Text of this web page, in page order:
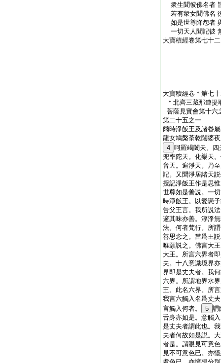
衆生聞彼佛名者
若有衆女聞佛名
如是世尊降怨者
一切天人聞記彼
大寶積經卷第七十二
大寶積經卷＊第七
＊北齊三藏那連提
菩薩見實會第十六
第二十五之一
爾時淨飯王及諸眷
龍女鳩槃荼乾闥婆
4 呵羅竭闍天。
兜率陀天。化樂天
音天。遍淨天。乃
記。又聞淨居諸天
授記淨飯王作是思
世尊如是善説。一
時淨飯王。以愛戀
告父王言。我所説
邃其味亦善。淳淨
法。何者梵行。所
善思念之。當爲王
唯願説之。佛言大
大王。所言六界者
夫。十八意識境界
界即是丈夫者。我
六界。所謂地界水
王。此名六界。所
我言六觸入名爲丈
言觸入何者。
5 謂
舌身亦如是。意觸
是丈夫者謂此也。
夫者何故如是説。
者是。謂眼見可意
見不可意色已。亦